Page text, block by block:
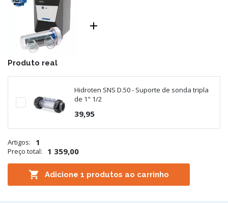
Produto real

Hidroten SNS D.50 - Suporte de sonda tripla
de 1" 1/2
39,95
Artigos: 1
Preço total: 1 359,00
 Adicione 1 produtos ao carrinho